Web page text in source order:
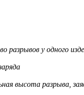
разрывов у одного
высота разрыва,